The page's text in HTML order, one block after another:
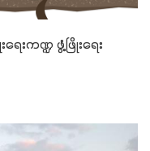
ေးကဏ္ဍ ဖွံ့ဖြိုးရေး